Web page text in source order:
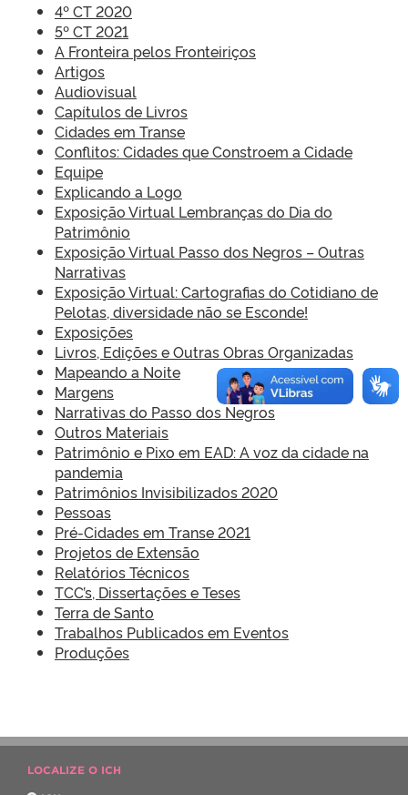
4º CT 2020
5º CT 2021
A Fronteira pelos Fronteiriços
Artigos
Audiovisual
Capítulos de Livros
Cidades em Transe
Conflitos: Cidades que Constroem a Cidade
Equipe
Explicando a Logo
Exposição Virtual Lembranças do Dia do
Patrimônio
Exposição Virtual Passo dos Negros – Outras
Narrativas
Exposição Virtual: Cartografias do Cotidiano de
Pelotas, diversidade não se Esconde!
Exposições
Livros, Edições e Outras Obras Organizadas
Mapeando a Noite
Margens
Narrativas do Passo dos Negros
Outros Materiais
Patrimônio e Pixo em EAD: A voz da cidade na
pandemia
Patrimônios Invisibilizados 2020
Pessoas
Pré-Cidades em Transe 2021
Projetos de Extensão
Relatórios Técnicos
TCC’s, Dissertações e Teses
Terra de Santo
Trabalhos Publicados em Eventos
Produções
LOCALIZE O ICH